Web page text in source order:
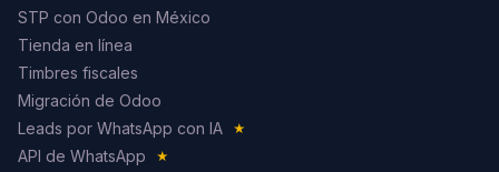
STP con Odoo en México
Tienda en línea
Timbres fiscales
Migración de Odoo
Leads por WhatsApp con IA
★
API de WhatsApp ★